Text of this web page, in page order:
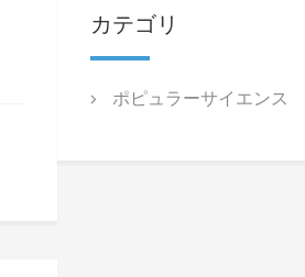
カテゴリ
ポピュラーサイエンス